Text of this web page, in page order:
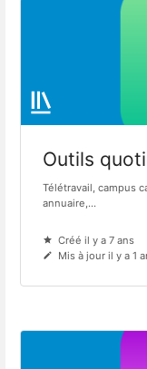
Outils
Télétravail, campus
annuaire,...
Créé il y a 7 ans
Mis à jour il y a 1